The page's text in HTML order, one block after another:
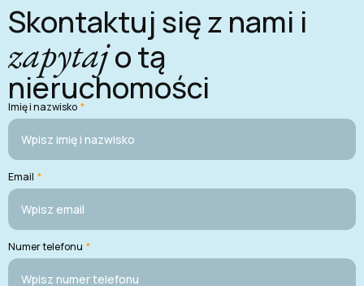
Skontaktuj się z nami i
zapytajo tą
nieruchomości
Imię i nazwisko *
Email *
Numer telefonu *